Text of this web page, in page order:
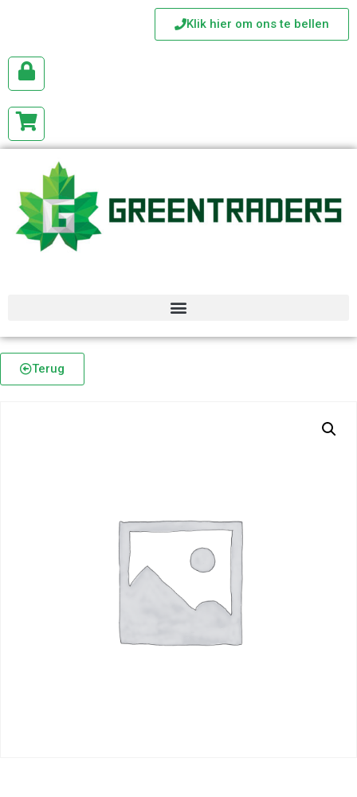
Klik hier om ons te bellen
Terug